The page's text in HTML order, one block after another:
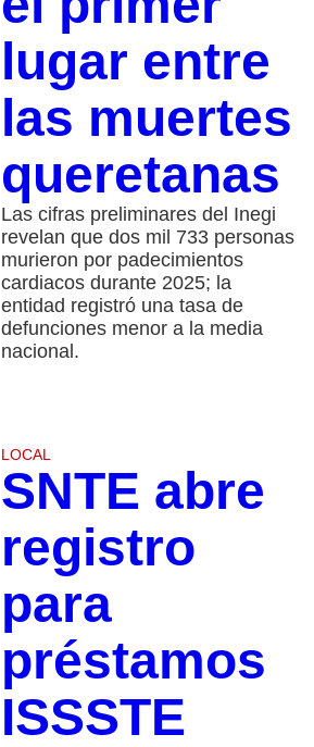
lugar entre
las muertes
queretanas
Las cifras preliminares del Inegi
revelan que dos mil 733 personas
murieron por padecimientos
cardiacos durante 2025; la
entidad registró una tasa de
defunciones menor a la media
nacional.
LOCAL
SNTE abre
registro
para
préstamos
ISSSTE